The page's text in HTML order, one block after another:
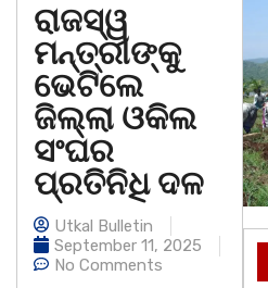
ରାଜସ୍ୱ
ମନ୍ତ୍ରୀଙ୍କୁ
ଭେଟିଲେ
ଜିଲ୍ଲା ଓକିଲ
ସଂଘର
ପ୍ରତିନିଧି ଦଳ
Utkal Bulletin
September 11, 2025
No Comments